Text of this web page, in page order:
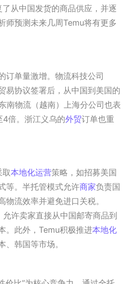
从中国发货的商品供应，并逐
师预测未来几周Temu将有更多
订单量激增。物流科技公司
易协议签署后，从中国到美国的
南物流（越南）上海分公司也表
倍。浙江义乌的外贸订单也重
本地化运营策略，如招募美国
等。半托管模式允许商家负责国
流效率并避免进口关税。
允许卖家直接从中国邮寄商品到
。此外，Temu积极推进本地化
韩国等市场。